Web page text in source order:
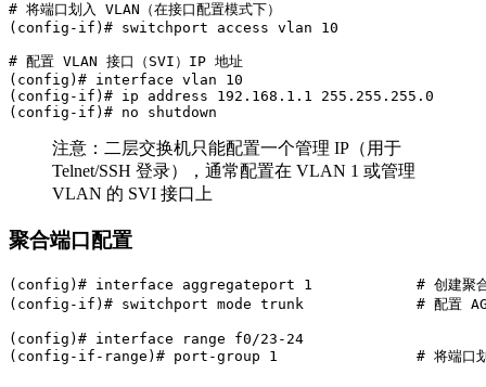
# 将端口划入 VLAN（在接口配置模式下）
(config-if)# switchport access vlan 10
# 配置 VLAN 接口（SVI）IP 地址
(config)# interface vlan 10
(config-if)# ip address 192.168.1.1 255.255.255.0
(config-if)# no shutdown
注意：二层交换机只能配置一个管理 IP（用于
Telnet/SSH 登录），通常配置在 VLAN 1 或管理
VLAN 的 SVI 接口上
聚合端口配置
(config)# interface aggregateport 1            # 创建聚合
(config-if)# switchport mode trunk             # 配置
(config)# interface range f0/23-24
(config-if-range)# port-group 1                # 将端口划